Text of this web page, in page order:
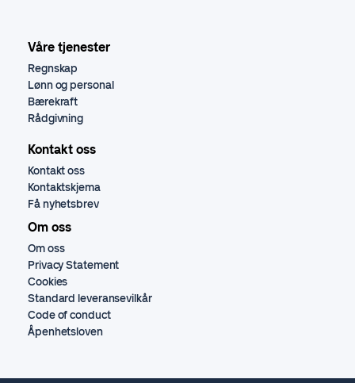
Våre tjenester
Regnskap
Lønn og personal
Bærekraft
Rådgivning
Kontakt oss
Kontakt oss
Kontaktskjema
Få nyhetsbrev
Om oss
Om oss
Privacy Statement
Cookies
Standard leveransevilkår
Code of conduct
Åpenhetsloven